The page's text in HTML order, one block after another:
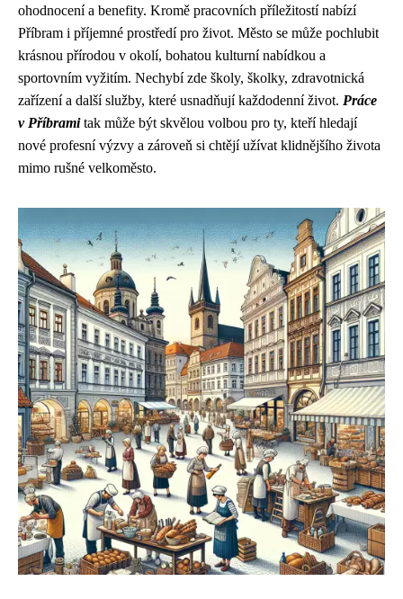
ohodnocení a benefity. Kromě pracovních příležitostí nabízí
Příbram i příjemné prostředí pro život. Město se může pochlubit
krásnou přírodou v okolí, bohatou kulturní nabídkou a
sportovním vyžitím. Nechybí zde školy, školky, zdravotnická
zařízení a další služby, které usnadňují každodenní život. Práce
v Příbramitak může být skvělou volbou pro ty, kteří hledají
nové profesní výzvy a zároveň si chtějí užívat klidnějšího života
mimo rušné velkoměsto.